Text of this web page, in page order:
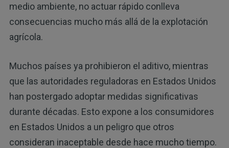
medio ambiente, no actuar rápido conlleva
consecuencias mucho más allá de la explotación
agrícola.
Muchos países ya prohibieron el aditivo, mientras
que las autoridades reguladoras en Estados Unidos
han postergado adoptar medidas significativas
durante décadas. Esto expone a los consumidores
en Estados Unidos a un peligro que otros
consideran inaceptable desde hace mucho tiempo.